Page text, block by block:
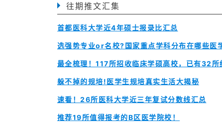
往期推文汇集
首都医科大学近4年硕士报录比汇总
选强势专业or名校?国家重点学科分布在哪些医
最全梳理！117所招收临床学硕高校，已有32
躲不掉的规培!医学生规培真实生活大揭秘
速看！26所医科大学近三年复试分数线汇总
推荐19所值得报考的B区医学院校！